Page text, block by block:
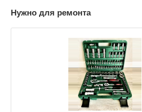
Нужно для ремонта